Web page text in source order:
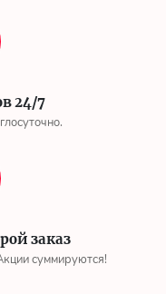
24/7
заказ
суммируются!